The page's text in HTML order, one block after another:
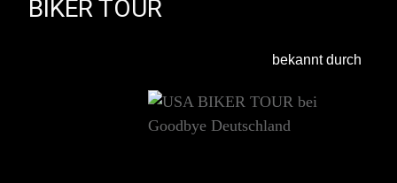
BIKER TOUR
bekannt durch